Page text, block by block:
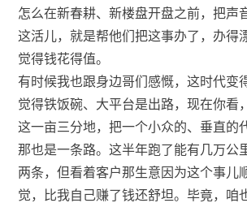
怎么在新春耕、新楼盘开盘之前，把声
这活儿，就是帮他们把这事办了，办得
觉得钱花得值。
有时候我也跟身边哥们感慨，这时代变
觉得铁饭碗、大平台是出路，现在你看
这一亩三分地，把一个小众的、垂直的
那也是一条路。这半年跑了能有几万公
两条，但看着客户那生意因为这个事儿
觉，比我自己赚了钱还舒坦。毕竟，咱